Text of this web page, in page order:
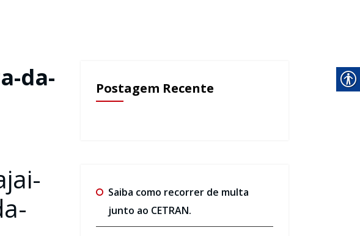
da-
Postagem Recente
Saiba como recorrer de multa
junto ao CETRAN.